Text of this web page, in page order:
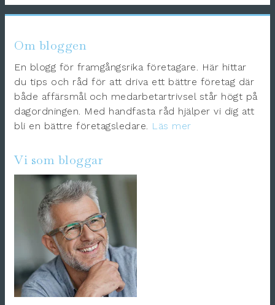
Om bloggen
En blogg för framgångsrika företagare. Här hittar
du tips och råd för att driva ett bättre företag där
både affärsmål och medarbetartrivsel står högt på
dagordningen. Med handfasta råd hjälper vi dig att
bli en bättre företagsledare. Läs mer
Vi som bloggar